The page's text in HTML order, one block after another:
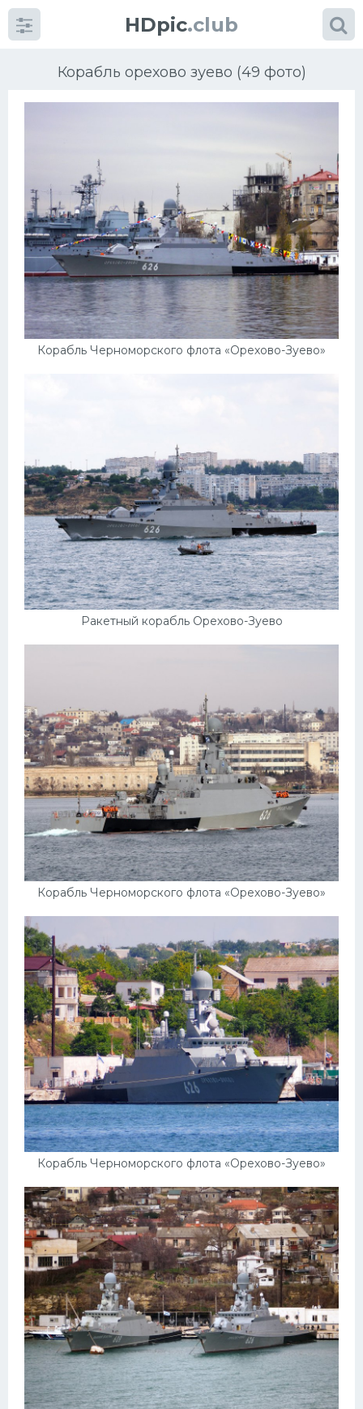
HDpic.club
Корабль орехово зуево (49 фото)
Корабль Черноморского флота «Орехово-Зуево»
Ракетный корабль Орехово-Зуево
Корабль Черноморского флота «Орехово-Зуево»
Корабль Черноморского флота «Орехово-Зуево»
Категории
Разное
Автомобили
Красивые фото машин
УРАЛ
Русские авто
Вольво
БМВ
МАЗ
Сузуки
Мерседес
Дэу
Скания
Форд
Черри
Джили
Хавал
Кавасаки
Инфинити
ЛУАЗ
Фиат
Ситроен
Субару
Опель
Подводные лодки
Митсубиси
Киа
Крайслер
Порше
Самолеты
Корабли
Комплектующие
Тойота
Лодки